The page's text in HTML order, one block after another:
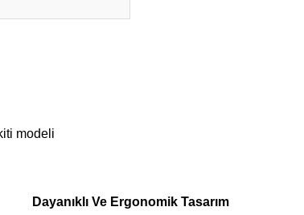
Dayanıklı Ve Ergonomik Tasarım